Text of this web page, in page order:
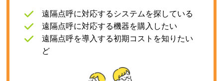
遠隔点呼に対応するシステムを探している
遠隔点呼に対応する機器を購入したい
遠隔点呼を導入する初期コストを知りたい な
ど